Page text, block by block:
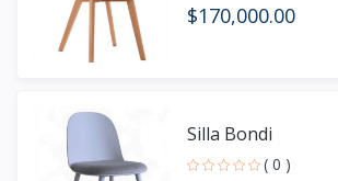
$170,000.00
Silla Bondi
( 0 )